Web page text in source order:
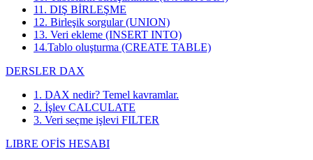
11. DIŞ BİRLEŞME
12. Birleşik sorgular (UNION)
13. Veri ekleme (INSERT INTO)
14.Tablo oluşturma (CREATE TABLE)
DERSLER DAX
1. DAX nedir? Temel kavramlar.
2. İşlev CALCULATE
3. Veri seçme işlevi FILTER
LIBRE OFİS HESABI